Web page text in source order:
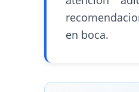
en boca.